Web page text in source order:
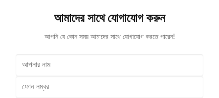
inserting machine,
আমাদের সাথে যোগাযোগ করুন
আপনি যে কোন সময় আমাদের সাথে যোগাযোগ করতে পারেন!